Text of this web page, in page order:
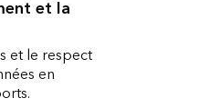
et la
et le respect
en